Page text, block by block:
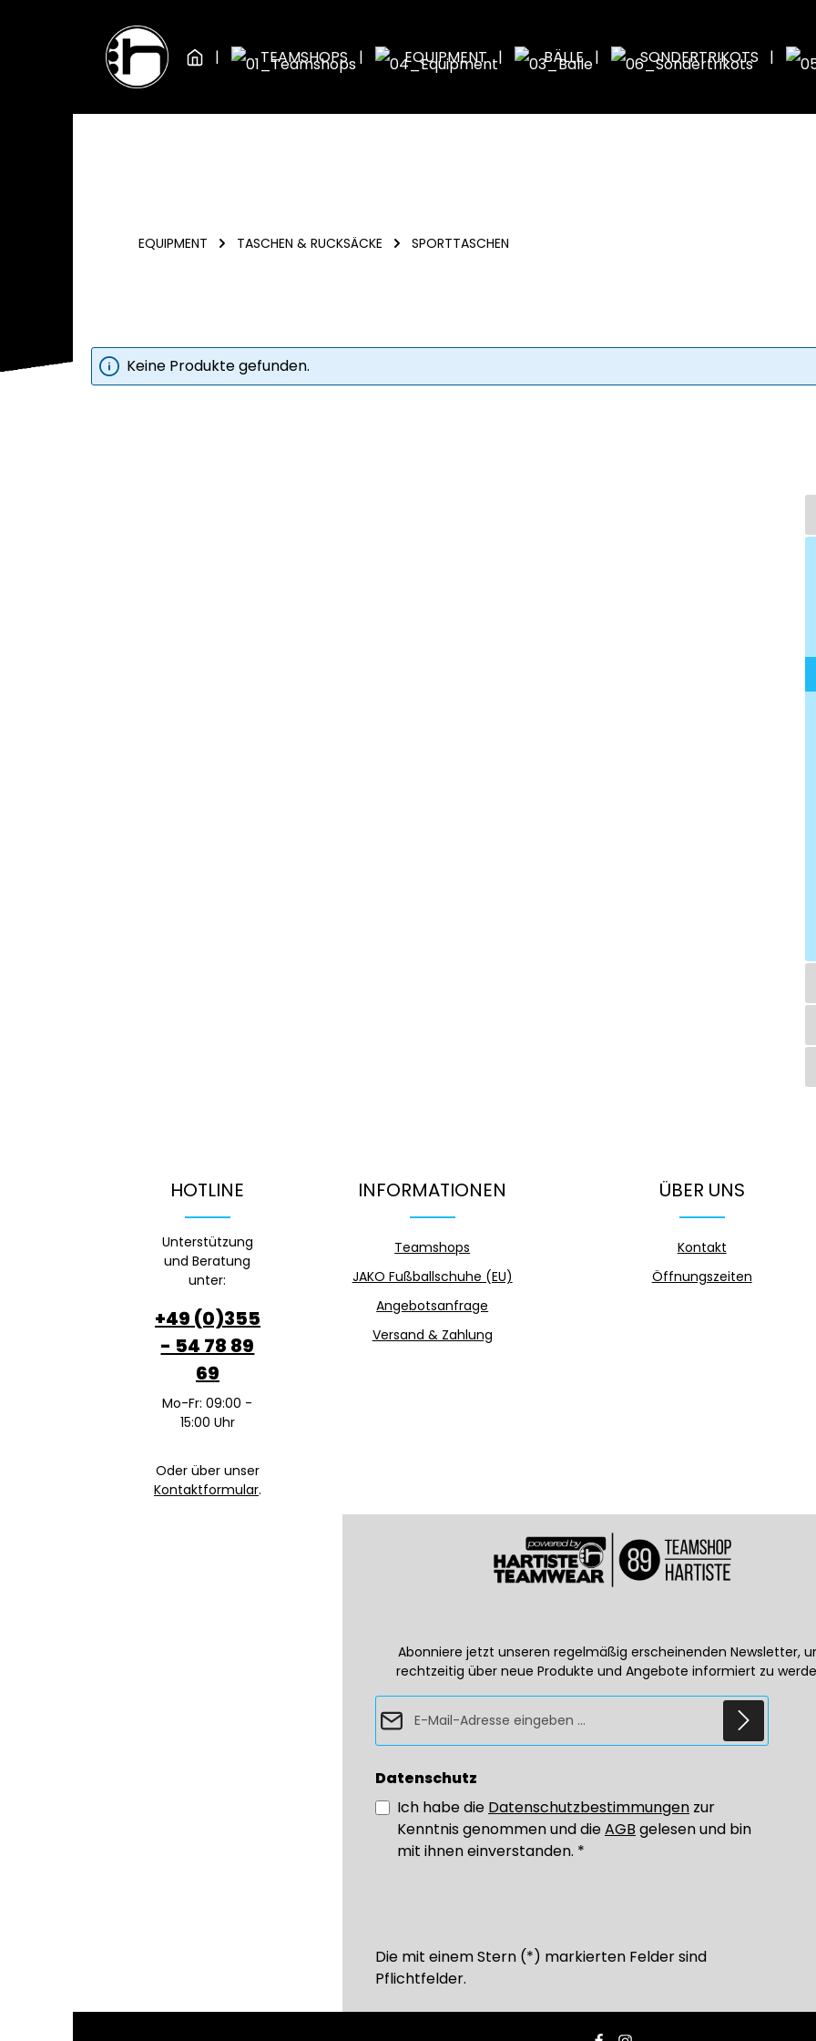
Zum Hauptinhalt springen
Zur Hauptnavigation springen
TEAMSHOPS
EQUIPMENT BÄLLE SONDERTRIKOTS
EQUIPMENT TASCHEN & RUCKSÄCKE SPORTTASCHEN
Keine Produkte gefunden.
HOTLINE
Unterstützung
und Beratung
unter:
+49 (0)355
- 54 78 89
69
Mo-Fr: 09:00 -
15:00 Uhr
Oder über unser
Kontaktformular.
INFORMATIONEN
Teamshops
JAKO Fußballschuhe (EU)
Angebotsanfrage
Versand & Zahlung
ÜBER UNS
Kontakt
Öffnungszeiten
Abonniere jetzt unseren regelmäßig erscheinenden Newsletter,
rechtzeitig über neue Produkte und Angebote informiert zu
Datenschutz
Ich habe die Datenschutzbestimmungen zur
Kenntnis genommen und dieAGB gelesen und bin
mit ihnen einverstanden. *
Die mit einem Stern (*) markierten Felder sind
Pflichtfelder.